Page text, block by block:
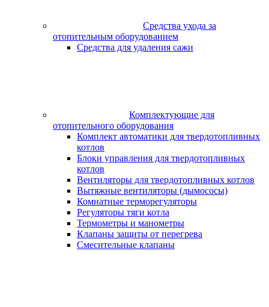
Средства ухода за
отопительным оборудованием
Средства для удаления сажи
Комплектующие для
отопительного оборудования
Комплект автоматики для твердотопливных
котлов
Блоки управления для твердотопливных
котлов
Вентиляторы для твердотопливных котлов
Вытяжные вентиляторы (дымососы)
Комнатные терморегуляторы
Регуляторы тяги котла
Термометры и манометры
Клапаны защиты от перегрева
Смесительные клапаны